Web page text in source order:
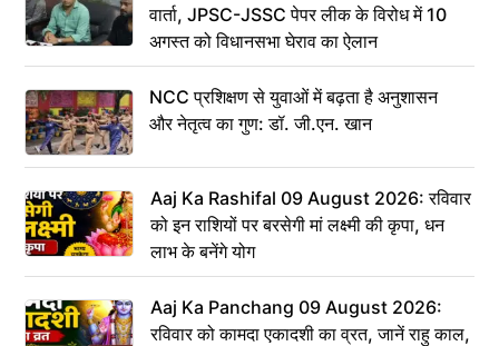
वार्ता, JPSC-JSSC पेपर लीक के विरोध में 10
अगस्त को विधानसभा घेराव का ऐलान
NCC प्रशिक्षण से युवाओं में बढ़ता है अनुशासन
और नेतृत्व का गुण: डॉ. जी.एन. खान
Aaj Ka Rashifal 09 August 2026: रविवार
को इन राशियों पर बरसेगी मां लक्ष्मी की कृपा, धन
लाभ के बनेंगे योग
Aaj Ka Panchang 09 August 2026:
रविवार को कामदा एकादशी का व्रत, जानें राहु काल,